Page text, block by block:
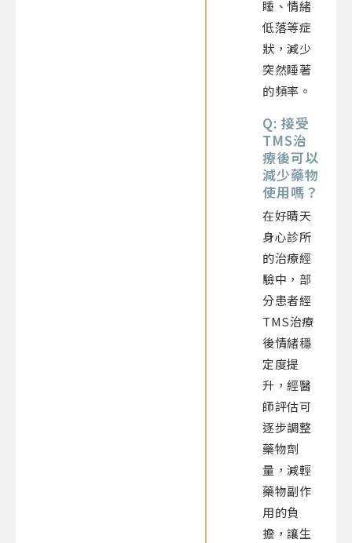
睡、情緒
低落等症
狀，減少
突然睡著
的頻率。
Q: 接受
TMS治
療後可以
減少藥物
使用嗎？
在好晴天
身心診所
的治療經
驗中，部
分患者經
TMS治療
後情緒穩
定度提
升，經醫
師評估可
逐步調整
藥物劑
量，減輕
藥物副作
用的負
擔，讓生